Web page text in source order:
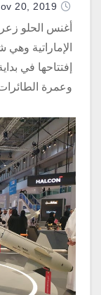
20, 2019
وعمرة